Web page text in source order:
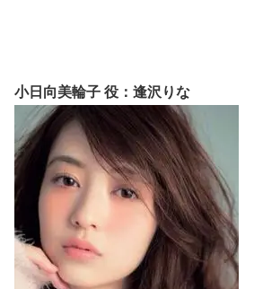
小日向美輪子 役：逢沢りな